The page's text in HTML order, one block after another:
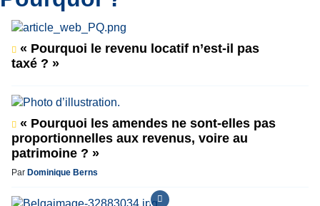
« Pourquoi le revenu locatif n’est-il pas
taxé ? »
« Pourquoi les amendes ne sont-elles pas
proportionnelles aux revenus, voire au
patrimoine ? »
Par Dominique Berns